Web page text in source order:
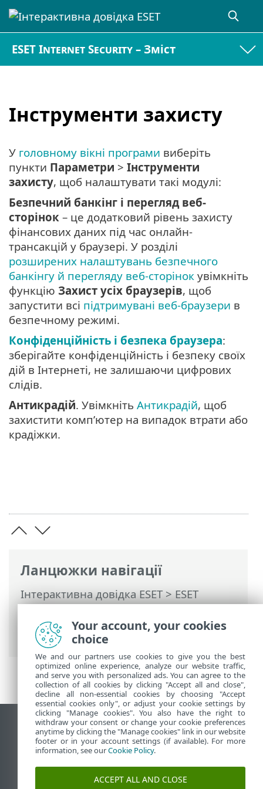
ESET Internet Security – Зміст
Інструменти захисту
Ланцюжки навігації
Інтерактивна довідка ESET>ESET
Internet Security>Робота з ESET
Internet Security>Параметри >
Інструменти захисту
У головному вікні програми виберіть
пункти Параметри > Інструменти
захисту, щоб налаштувати такі модулі:
Безпечний банкінг і перегляд веб-
сторінок – це додатковий рівень захисту
фінансових даних під час онлайн-
трансакцій у браузері. У розділі
розширених налаштувань безпечного
банкінгу й перегляду веб-сторінок увімкніть
функцію Захист усіх браузерів, щоб
запустити всі підтримувані веб-браузери в
безпечному режимі.
Конфіденційність і безпека браузера:
зберігайте конфіденційність і безпеку своїх
дій в Інтернеті, не залишаючи цифрових
слідів.
Антикрадій. Увімкніть Антикрадій, щоб
захистити комп’ютер на випадок втрати або
крадіжки.
Переглянути повну версію
End of Life
База знань ESET
Форум ESET
Your account, your cookies
choice
We and our partners use cookies to give you the best
optimized online experience, analyze our website traffic,
and serve you with personalized ads. You can agree to the
collection of all cookies by clicking "Accept all and close",
decline all non-essential cookies by choosing "Accept
essential cookies only", or adjust your cookie settings by
clicking "Manage cookies". You also have the right to
withdraw your consent or change your cookie preferences
anytime by clicking the "Manage cookies" link in our website
footer or in your account settings (if available). For more
information, see ourCookie Policy.
ACCEPT ALL AND CLOSE